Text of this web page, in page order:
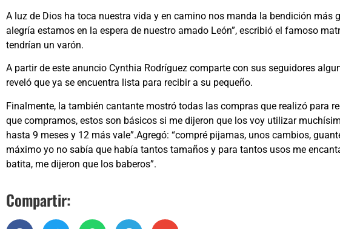
A luz de Dios ha toca nuestra vida y en camino nos manda la bendición más
alegría estamos en la espera de nuestro amado León”, escribió el famoso
tendrían un varón.
A partir de este anuncio Cynthia Rodríguez comparte con sus seguidores
reveló que ya se encuentra lista para recibir a su pequeño.
Finalmente, la también cantante mostró todas las compras que realizó para
que compramos, estos son básicos si me dijeron que los voy utilizar
hasta 9 meses y 12 más vale”.Agregó: “compré pijamas, unos cambios,
máximo yo no sabía que había tantos tamaños y para tantos usos me
batita, me dijeron que los baberos”.
Compartir: